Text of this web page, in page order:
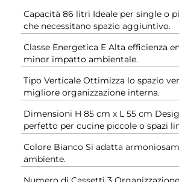
Capacità 86 litri Ideale per single o
che necessitano spazio aggiuntivo.
Classe Energetica E Alta efficienza
minor impatto ambientale.
Tipo Verticale Ottimizza lo spazio
migliore organizzazione interna.
Dimensioni H 85 cm x L 55 cm
perfetto per cucine piccole o spazi
Colore Bianco Si adatta
ambiente.